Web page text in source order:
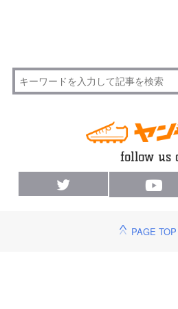
PAGE TOP